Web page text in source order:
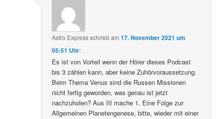
Astro Expressschriebam17. November 2021 um
05:51 Uhr:
Es ist von Vorteil wenn der Hörer dieses Podcast
bis 3 zählen kann, aber keine Zuhörvoraussetzung.
Beim Thema Venus sind die Russen Missionen
nicht fertig geworden, was genau ist jetzt
nachzuholen? Aus III mache 1. Eine Folge zur
Allgemeinen Planetengenese, bitte, wieder mit einer